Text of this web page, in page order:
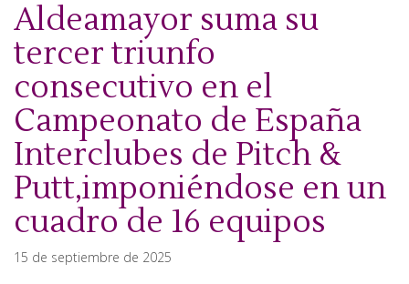
Aldeamayor suma su
tercer triunfo
consecutivo en el
Campeonato de España
Interclubes de Pitch &
Putt,imponiéndose en un
cuadro de 16 equipos
15 de septiembre de 2025